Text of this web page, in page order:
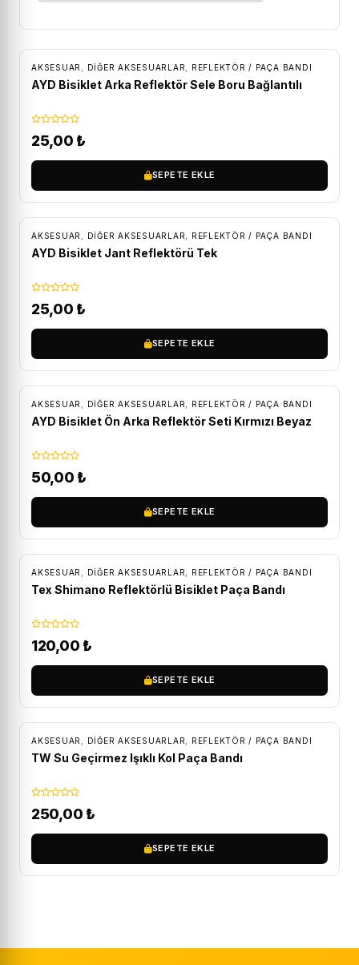
AKSESUAR DIĞER AKSESUARLAR REFLEKTÖR / PAÇA BANDI
AYD Bisiklet Arka Reflektör Sele Boru Bağlantılı
25,00 ₺
SEPETE EKLE
AKSESUAR DIĞER AKSESUARLAR REFLEKTÖR / PAÇA BANDI
AYD Bisiklet Jant Reflektörü Tek
25,00 ₺
SEPETE EKLE
AKSESUAR DIĞER AKSESUARLAR REFLEKTÖR / PAÇA BANDI
AYD Bisiklet Ön Arka Reflektör Seti Kırmızı Beyaz
50,00 ₺
SEPETE EKLE
AKSESUAR DIĞER AKSESUARLAR REFLEKTÖR / PAÇA BANDI
Tex Shimano Reflektörlü Bisiklet Paça Bandı
120,00 ₺
SEPETE EKLE
AKSESUAR DIĞER AKSESUARLAR REFLEKTÖR / PAÇA BANDI
TW Su Geçirmez Işıklı Kol Paça Bandı
250,00 ₺
SEPETE EKLE